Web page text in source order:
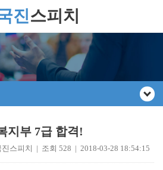
진스피치
지부 7급 합격!
진스피치 | 조회 528 | 2018-03-28 18:54:15